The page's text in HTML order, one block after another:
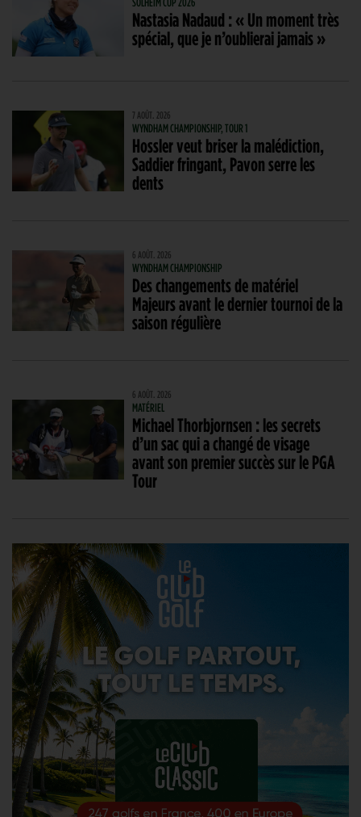
Nastasia Nadaud : « Un moment très
spécial, que je n’oublierai jamais »
7 AOÛT. 2026
WYNDHAM CHAMPIONSHIP, TOUR 1
Hossler veut briser la malédiction,
Saddier fringant, Pavon serre les
dents
6 AOÛT. 2026
WYNDHAM CHAMPIONSHIP
Des changements de matériel
Majeurs avant le dernier tournoi de la
saison régulière
6 AOÛT. 2026
MATÉRIEL
Michael Thorbjornsen : les secrets
d’un sac qui a changé de visage
avant son premier succès sur le PGA
Tour